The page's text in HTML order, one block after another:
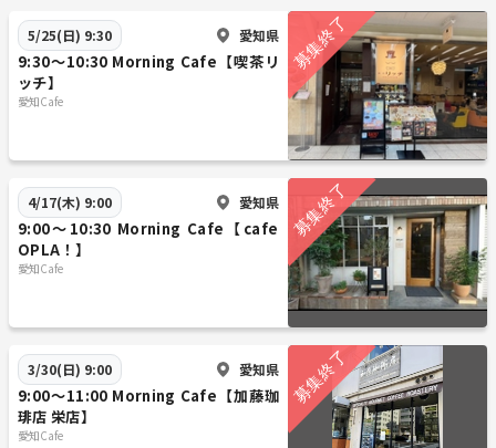
5/25(日) 9:30 愛知県
9:30～10:30 Morning Cafe【喫茶リ
ッチ】
愛知Cafe
4/17(木) 9:00 愛知県
9:00～10:30 Morning Cafe【cafe
OPLA！】
愛知Cafe
3/30(日) 9:00 愛知県
9:00～11:00 Morning Cafe【加藤珈
琲店 栄店】
愛知Cafe